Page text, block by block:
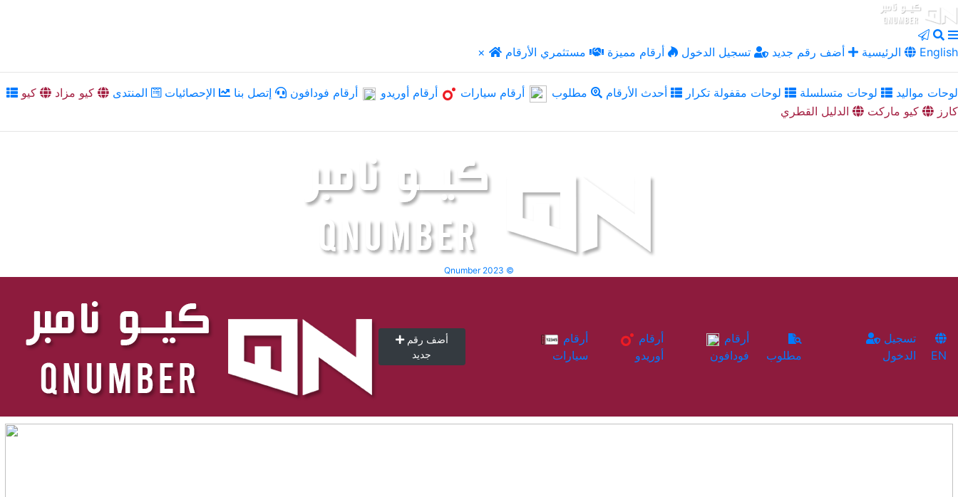
× الرئيسية أضف رقم جديد تسجيل الدخول أرقام مميزة مستثمري الأرقام English
لوحات مواليد لوحات متسلسلة لوحات مقفولة تكرار أحدث الأرقام مطلوب أرقام سيارات أرقام أوريدو أرقام فودافون إتصل بنا الإحصائيات المنتدى كيو مزاد
كيو
كارز
كيو ماركت الدليل القطري
Qnumber 2023 ©
أضف رقم
جديد
سيارات
أوريدو
فودافون
مطلوب
الدخول
EN